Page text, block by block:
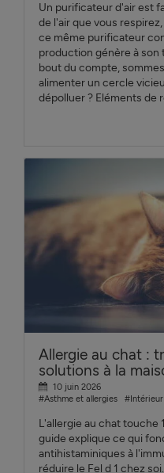
Un purificateur d'air est
de l'air que vous
ce même purificateur
production génère à son
bout du compte,
alimenter un cercle
dépolluer ? Eléments de
Allergie au chat :
solutions à la
10 juin 2026
#Asthme et allergies
L'allergie au chat touche
guide explique ce qui
antihistaminiques à
réduire le Fel d 1 chez soi.